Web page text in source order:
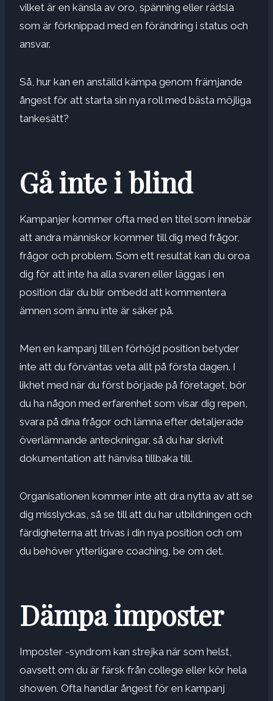
vilket är en känsla av oro, spänning eller rädsla
som är förknippad med en förändring i status och
ansvar.
Så, hur kan en anställd kämpa genom främjande
ångest för att starta sin nya roll med bästa möjliga
tankesätt?
Gå inte i blind
Kampanjer kommer ofta med en titel som innebär
att andra människor kommer till dig med frågor,
frågor och problem. Som ett resultat kan du oroa
dig för att inte ha alla svaren eller läggas i en
position där du blir ombedd att kommentera
ämnen som ännu inte är säker på.
Men en kampanj till en förhöjd position betyder
inte att du förväntas veta allt på första dagen. I
likhet med när du först började på företaget, bör
du ha någon med erfarenhet som visar dig repen,
svara på dina frågor och lämna efter detaljerade
överlämnande anteckningar, så du har skrivit
dokumentation att hänvisa tillbaka till.
Organisationen kommer inte att dra nytta av att se
dig misslyckas, så se till att du har utbildningen och
färdigheterna att trivas i din nya position och om
du behöver ytterligare coaching, be om det.
Dämpa imposter
Imposter -syndrom kan strejka när som helst,
oavsett om du är färsk från college eller kör hela
showen. Ofta handlar ångest för en kampanj